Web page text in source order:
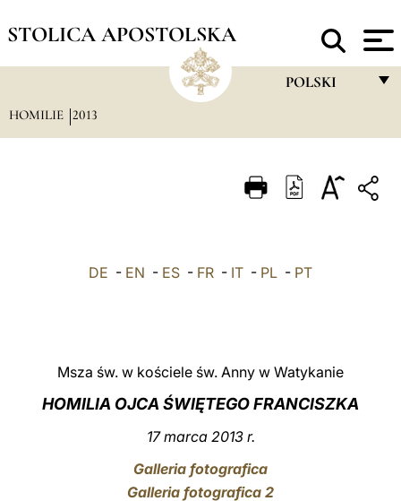
STOLICA APOSTOLSKA
POLSKI
ITALIANO
中文
HOMILIE 2013
DE - EN - ES - FR - IT - PL - PT
Msza św. w kościele św. Anny w Watykanie
HOMILIA OJCA ŚWIĘTEGO FRANCISZKA
17 marca 2013 r.
Galleria fotografica
Galleria fotografica 2